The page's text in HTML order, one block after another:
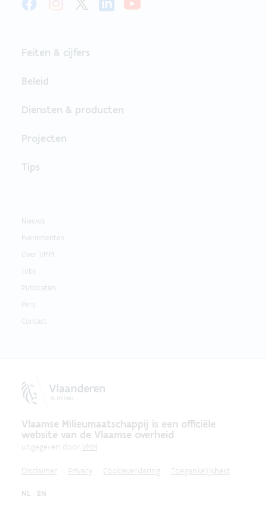
Feiten & cijfers
Beleid
Diensten & producten
Projecten
Tips
Nieuws
Evenementen
Over VMM
Jobs
Publicaties
Pers
Contact
Vlaamse Milieumaatschappij is een officiële
website van de Vlaamse overheid
uitgegeven door VMM
Disclaimer Privacy Cookieverklaring Toegankelijkheid
NL EN